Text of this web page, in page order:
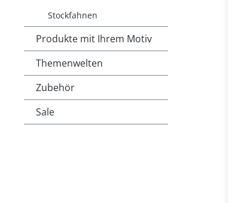
Stockfahnen
Produkte mit Ihrem Motiv
Themenwelten
Zubehör
Sale